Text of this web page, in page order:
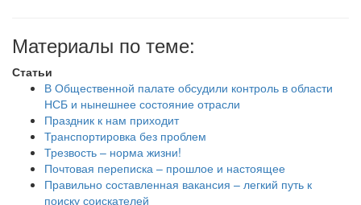
Материалы по теме:
Статьи
В Общественной палате обсудили контроль в области
НСБ и нынешнее состояние отрасли
Праздник к нам приходит
Транспортировка без проблем
Трезвость – норма жизни!
Почтовая переписка – прошлое и настоящее
Правильно составленная вакансия – легкий путь к
поиску соискателей